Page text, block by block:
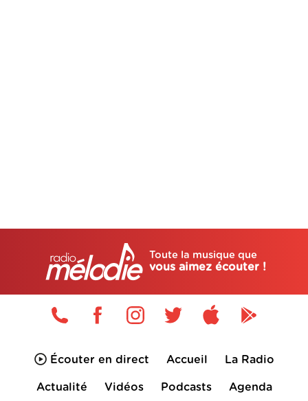
Toute la musique que
vous aimez écouter !
Écouter en direct Accueil La Radio
Actualité Vidéos Podcasts Agenda